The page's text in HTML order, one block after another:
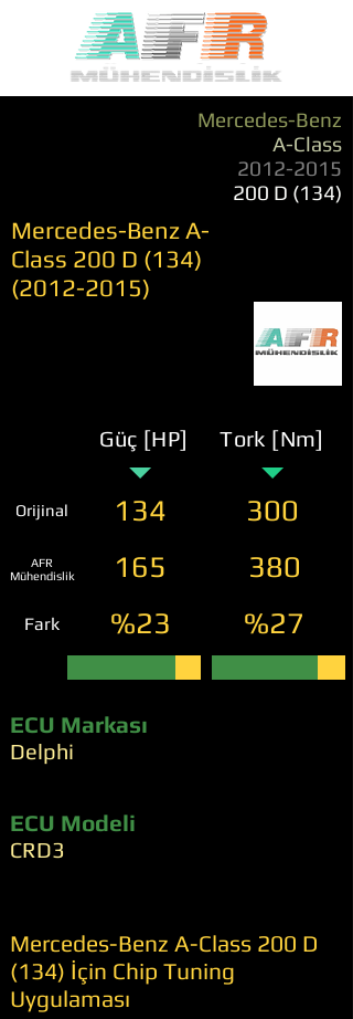
Mercedes-Benz
A-Class
2012-2015
200 D (134)
Mercedes-Benz A-
Class 200 D (134)
(2012-2015)
Güç [HP] Tork [Nm]
Orijinal 134 300
AFR
Mühendislik
165 380
Fark %23 %27
ECU Markası
Delphi
ECU Modeli
CRD3
Mercedes-Benz A-Class 200 D
(134) İçin Chip Tuning
Uygulaması